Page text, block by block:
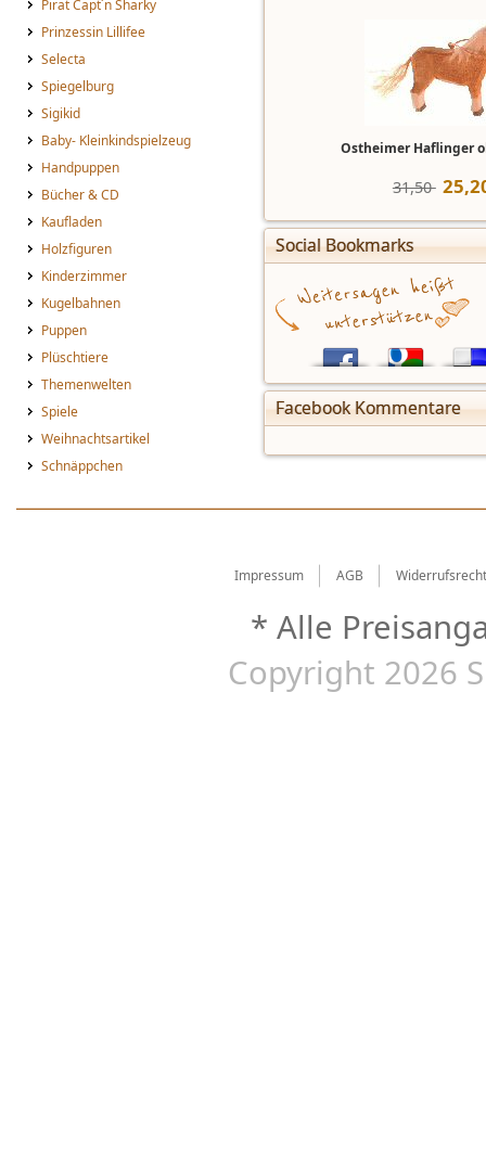
Pirat Capt´n Sharky
Prinzessin Lillifee
Selecta
Spiegelburg
Sigikid
Baby- Kleinkindspielzeug
Handpuppen
Bücher & CD
Kaufladen
Holzfiguren
Kinderzimmer
Kugelbahnen
Puppen
Plüschtiere
Themenwelten
Spiele
Weihnachtsartikel
Schnäppchen
Ostheimer Haflinger
31,50  25,
Social Bookmarks
Facebook Kommentare
Impressum AGB Widerrufsrecht
* Alle
Copyright 2026